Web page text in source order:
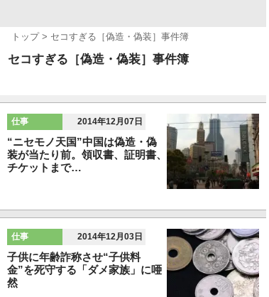
トップ セコすぎる［偽造・偽装］事件簿
セコすぎる［偽造・偽装］事件簿
仕事 2014年12月07日
“ニセモノ天国”中国は偽造・偽
装が当たり前。領収書、証明書、
チケットまで…
仕事 2014年12月03日
子供に年齢詐称させ“子供料
金”を死守する「ダメ家族」に唖
然